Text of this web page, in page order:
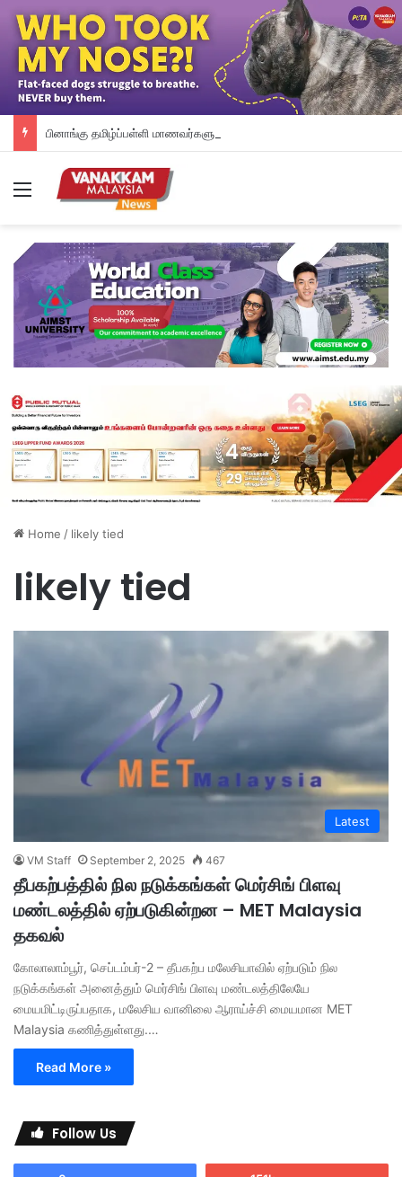
Menu
Home / likely tied
likely tied
Latest
VM Staff September 2, 2025 467
தீபகற்பத்தில் நில நடுக்கங்கள் மெர்சிங் பிளவு
மண்டலத்தில் ஏற்படுகின்றன – MET Malaysia
தகவல்
கோலாலாம்பூர், செப்டம்பர்-2 – தீபகற்ப மலேசியாவில் ஏற்படும் நில
நடுக்கங்கள் அனைத்தும் மெர்சிங் பிளவு மண்டலத்திலேயே
மையமிட்டிருப்பதாக, மலேசிய வானிலை ஆராய்ச்சி மையமான MET
Malaysia கணித்துள்ளது.…
Read More »
Follow Us